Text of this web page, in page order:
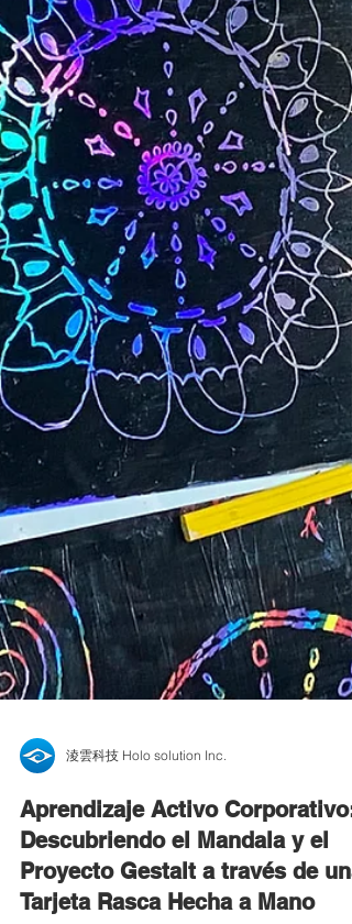
淩雲科技 Holo solution Inc.